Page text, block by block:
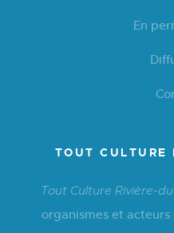
En
TOUT CULTURE
Tout Culture Rivière-
organismes et